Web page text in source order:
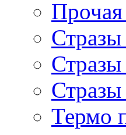
Стразы
Стразы
Термо